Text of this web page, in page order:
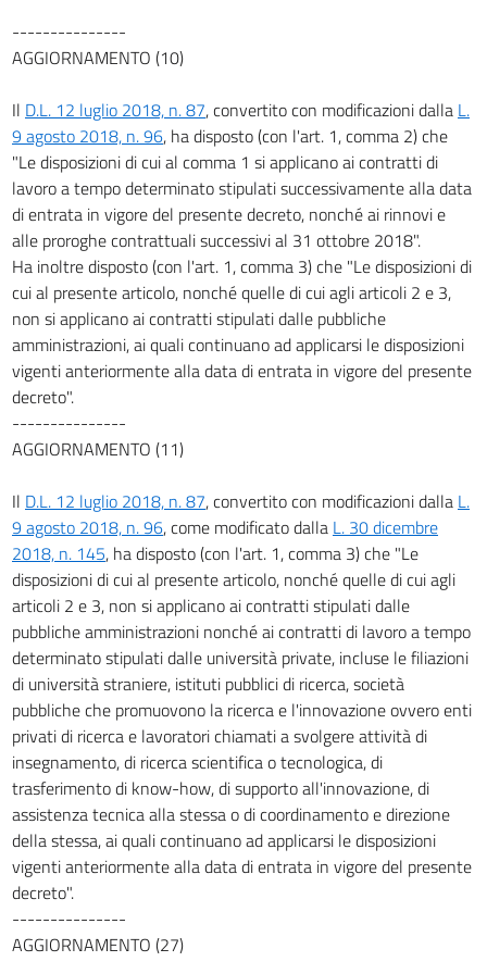
46
((Capo V-bis
Tutela del lavoro tramite piattaforme digitali
))
47 bis
47 ter
47 quater
47 quinquies
47 sexies
47 septies
49
50
Capo VII
Disposizioni finali
51
52
53
54
55
56
57
---------------
AGGIORNAMENTO (10)
Il D.L. 12 luglio 2018, n. 87, convertito con modificazioni dalla L.
9 agosto 2018, n. 96, ha disposto (con l'art. 1, comma 2) che
"Le disposizioni di cui al comma 1 si applicano ai contratti di
lavoro a tempo determinato stipulati successivamente alla data
di entrata in vigore del presente decreto, nonché ai rinnovi e
alle proroghe contrattuali successivi al 31 ottobre 2018".
Ha inoltre disposto (con l'art. 1, comma 3) che "Le disposizioni di
cui al presente articolo, nonché quelle di cui agli articoli 2 e 3,
non si applicano ai contratti stipulati dalle pubbliche
amministrazioni, ai quali continuano ad applicarsi le disposizioni
vigenti anteriormente alla data di entrata in vigore del presente
decreto".
---------------
AGGIORNAMENTO (11)
Il D.L. 12 luglio 2018, n. 87, convertito con modificazioni dalla L.
9 agosto 2018, n. 96, come modificato dalla L. 30 dicembre
2018, n. 145, ha disposto (con l'art. 1, comma 3) che "Le
disposizioni di cui al presente articolo, nonché quelle di cui agli
articoli 2 e 3, non si applicano ai contratti stipulati dalle
pubbliche amministrazioni nonché ai contratti di lavoro a tempo
determinato stipulati dalle università private, incluse le filiazioni
di università straniere, istituti pubblici di ricerca, società
pubbliche che promuovono la ricerca e l'innovazione ovvero enti
privati di ricerca e lavoratori chiamati a svolgere attività di
insegnamento, di ricerca scientifica o tecnologica, di
trasferimento di know-how, di supporto all'innovazione, di
assistenza tecnica alla stessa o di coordinamento e direzione
della stessa, ai quali continuano ad applicarsi le disposizioni
vigenti anteriormente alla data di entrata in vigore del presente
decreto".
---------------
AGGIORNAMENTO (27)